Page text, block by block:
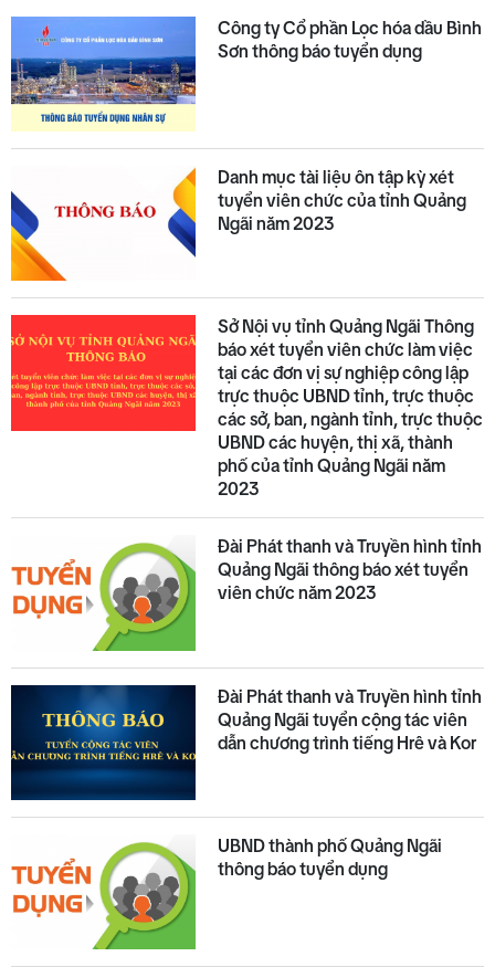
Công ty Cổ phần Lọc hóa dầu Bình
Sơn thông báo tuyển dụng
Danh mục tài liệu ôn tập kỳ xét
tuyển viên chức của tỉnh Quảng
Ngãi năm 2023
Sở Nội vụ tỉnh Quảng Ngãi Thông
báo xét tuyển viên chức làm việc
tại các đơn vị sự nghiệp công lập
trực thuộc UBND tỉnh, trực thuộc
các sở, ban, ngành tỉnh, trực thuộc
UBND các huyện, thị xã, thành
phố của tỉnh Quảng Ngãi năm
2023
Đài Phát thanh và Truyền hình tỉnh
Quảng Ngãi thông báo xét tuyển
viên chức năm 2023
Đài Phát thanh và Truyền hình tỉnh
Quảng Ngãi tuyển cộng tác viên
dẫn chương trình tiếng Hrê và Kor
UBND thành phố Quảng Ngãi
thông báo tuyển dụng